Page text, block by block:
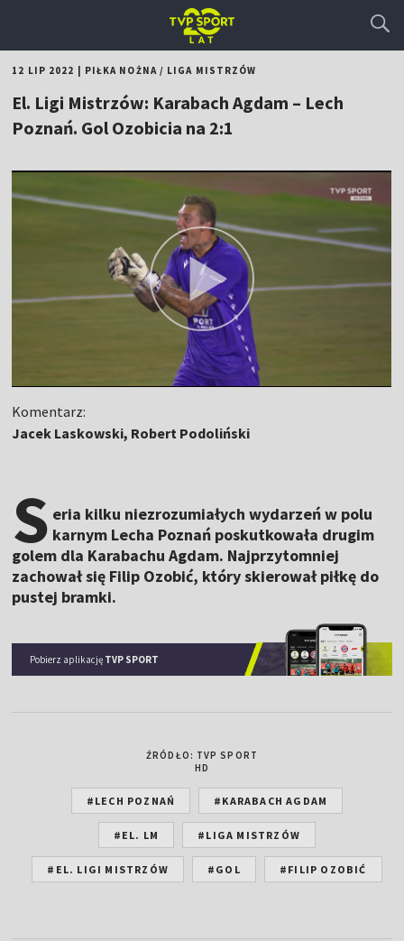
12 LIP 2022 PIŁKA NOŻNA/ LIGA MISTRZÓW
El. Ligi Mistrzów: Karabach Agdam – Lech
Poznań. Gol Ozobicia na 2:1
Komentarz:
Jacek Laskowski, Robert Podoliński
S eria kilku niezrozumiałych wydarzeń w polu
karnym Lecha Poznań poskutkowała drugim
golem dla Karabachu Agdam. Najprzytomniej
zachował się Filip Ozobić, który skierował piłkę do
pustej bramki.
Pobierz aplikację TVP SPORT
ŹRÓDŁO: TVP SPORT
HD
#LECH POZNAŃ #KARABACH AGDAM
#EL. LM #LIGA MISTRZÓW
#EL. LIGI MISTRZÓW #GOL #FILIP OZOBIĆ